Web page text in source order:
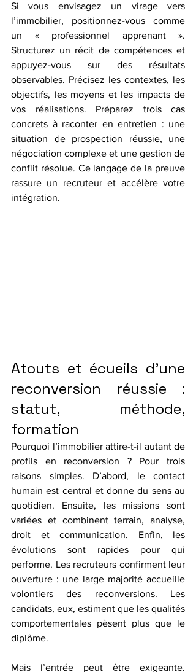
Si vous envisagez un virage vers
l’immobilier, positionnez-vous comme
un « professionnel apprenant ».
Structurez un récit de compétences et
appuyez-vous sur des résultats
observables. Précisez les contextes, les
objectifs, les moyens et les impacts de
vos réalisations. Préparez trois cas
concrets à raconter en entretien : une
situation de prospection réussie, une
négociation complexe et une gestion de
conflit résolue. Ce langage de la preuve
rassure un recruteur et accélère votre
intégration.
Atouts et écueils d’une
reconversion réussie :
statut, méthode,
formation
Pourquoi l’immobilier attire-t-il autant de
profils en reconversion ? Pour trois
raisons simples. D’abord, le contact
humain est central et donne du sens au
quotidien. Ensuite, les missions sont
variées et combinent terrain, analyse,
droit et communication. Enfin, les
évolutions sont rapides pour qui
performe. Les recruteurs confirment leur
ouverture : une large majorité accueille
volontiers des reconversions. Les
candidats, eux, estiment que les qualités
comportementales pèsent plus que le
diplôme.